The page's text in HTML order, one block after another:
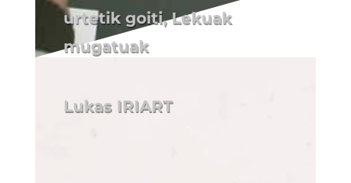
urtetik goiti, Lekuak
mugatuak
Lukas IRIART